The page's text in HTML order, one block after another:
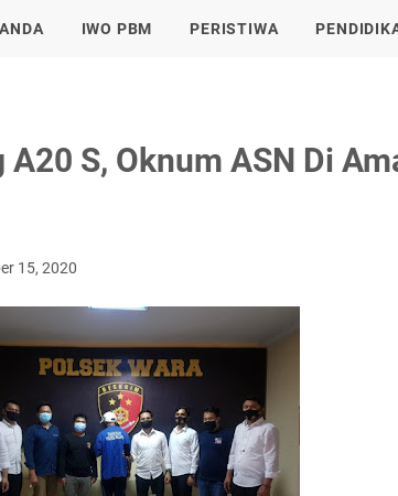
IWO PBM PERISTIWA
S, Oknum ASN Di
15, 2020